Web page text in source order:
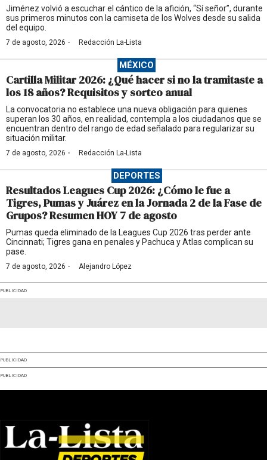
Jiménez volvió a escuchar el cántico de la afición, “Sí señor”, durante
sus primeros minutos con la camiseta de los Wolves desde su salida
del equipo.
7 de agosto, 2026 · Redacción La-Lista
MÉXICO
Cartilla Militar 2026: ¿Qué hacer si no la tramitaste a
los 18 años? Requisitos y sorteo anual
La convocatoria no establece una nueva obligación para quienes
superan los 30 años, en realidad, contempla a los ciudadanos que se
encuentran dentro del rango de edad señalado para regularizar su
situación militar.
7 de agosto, 2026 · Redacción La-Lista
DEPORTES
Resultados Leagues Cup 2026: ¿Cómo le fue a
Tigres, Pumas y Juárez en la Jornada 2 de la Fase de
Grupos? Resumen HOY 7 de agosto
Pumas queda eliminado de la Leagues Cup 2026 tras perder ante
Cincinnati; Tigres gana en penales y Pachuca y Atlas complican su
pase.
7 de agosto, 2026 · Alejandro López
PUBLICIDAD
PUBLICIDAD
PUBLICIDAD